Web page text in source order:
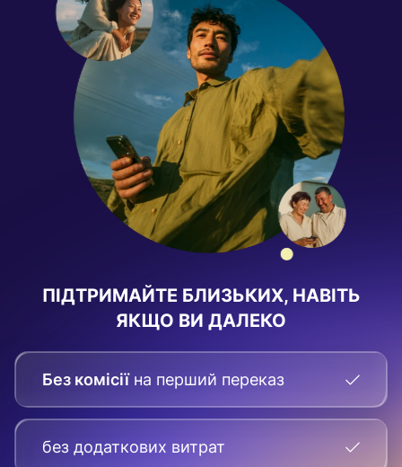
ПІДТРИМАЙТЕ БЛИЗЬКИХ, НАВІТЬ
ЯКЩО ВИ ДАЛЕКО
Без комісії на перший переказ
без додаткових витрат